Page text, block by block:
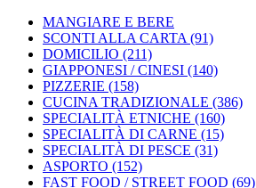
MANGIARE E BERE
SCONTI ALLA CARTA (91)
DOMICILIO (211)
GIAPPONESI / CINESI (140)
PIZZERIE (158)
CUCINA TRADIZIONALE (386)
SPECIALITÀ ETNICHE (160)
SPECIALITÀ DI CARNE (15)
SPECIALITÀ DI PESCE (31)
ASPORTO (152)
FAST FOOD / STREET FOOD (69)